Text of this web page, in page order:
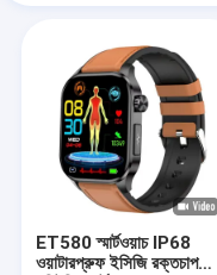
ET580 স্মার্টওয়াচ IP68
ওয়াটারপ্রুফ ইসিজি রক্তচাপ